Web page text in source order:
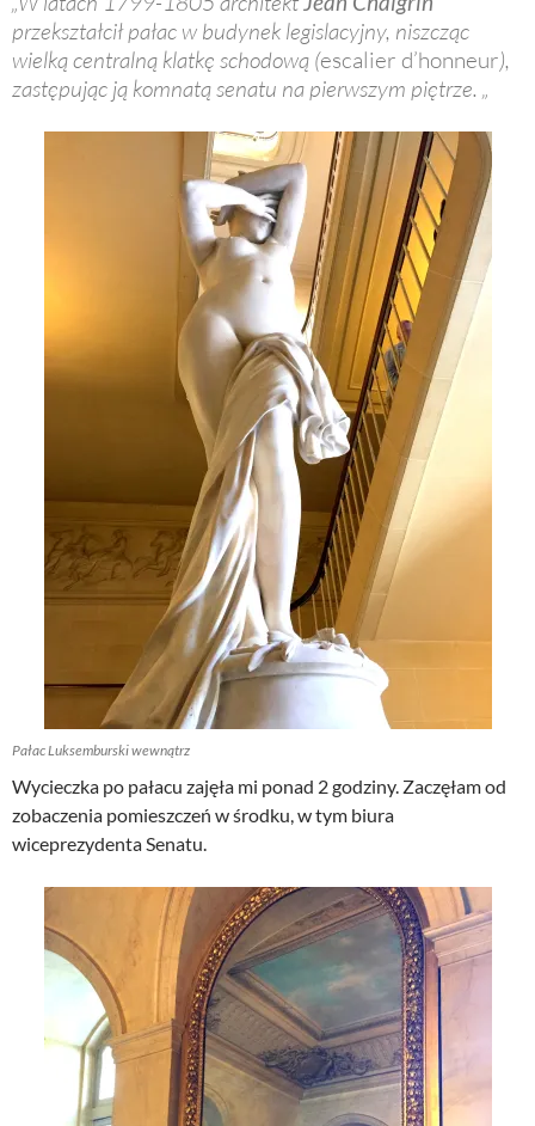
przekształcił pałac w budynek legislacyjny, niszcząc
wielką centralną klatkę schodową (escalier d’honneur),
zastępując ją komnatą senatu na pierwszym piętrze. „
Pałac Luksemburski wewnątrz
Wycieczka po pałacu zajęła mi ponad 2 godziny. Zaczęłam od
zobaczenia pomieszczeń w środku, w tym biura
wiceprezydenta Senatu.